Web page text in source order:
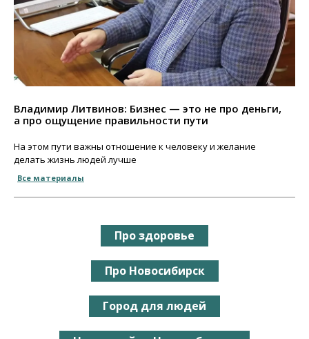
Владимир Литвинов: Бизнес — это не про деньги,
а про ощущение правильности пути
На этом пути важны отношение к человеку и желание
делать жизнь людей лучше
Все материалы
Про здоровье
Про Новосибирск
Город для людей